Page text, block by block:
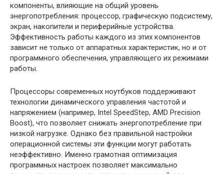
компоненты, влияющие на общий уровень
энергопотребления: процессор, графическую подсистему,
экран, накопители и периферийные устройства.
Эффективность работы каждого из этих компонентов
зависит не только от аппаратных характеристик, но и от
программного обеспечения, управляющего их режимами
работы.
Процессоры современных ноутбуков поддерживают
технологии динамического управления частотой и
напряжением (например, Intel SpeedStep, AMD Precision
Boost), что позволяет снижать энергопотребление при
низкой нагрузке. Однако без правильной настройки
операционной системы эти функции могут работать
неэффективно. Именно грамотная оптимизация
программных настроек позволяет максимально